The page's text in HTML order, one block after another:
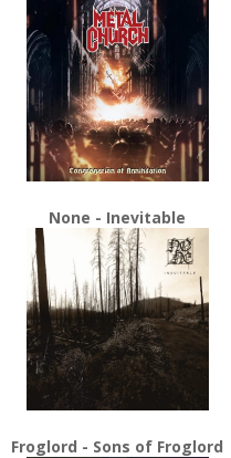
None - Inevitable
Froglord - Sons of Froglord